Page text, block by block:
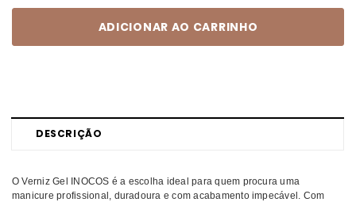
DESCRIÇÃO
O Verniz Gel INOCOS é a escolha ideal para quem procura uma
manicure profissional, duradoura e com acabamento impecável. Com